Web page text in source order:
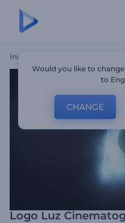
Inicio
Logo Luz
Would you like to
to
CHANGE